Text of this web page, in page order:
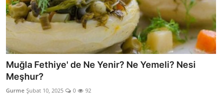
Muğla Fethiye' de Ne Yenir? Ne Yemeli? Nesi
Meşhur?
Gurme Şubat 10, 2025 0 92